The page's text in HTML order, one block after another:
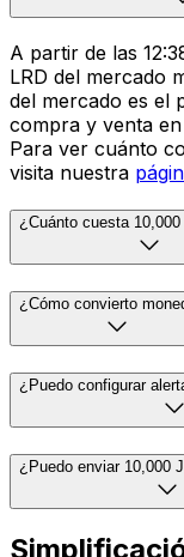
A partir de las
LRD del mercado
del mercado es el
compra y venta
Para ver cuánto
visita nuestra
¿Cuánto cuesta
¿Cómo convierto
¿Puedo configurar
¿Puedo enviar 10,000